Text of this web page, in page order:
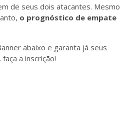
de seus dois atacantes. Mesmo
o prognóstico de empate
abaixo e garanta já seus
a inscrição!